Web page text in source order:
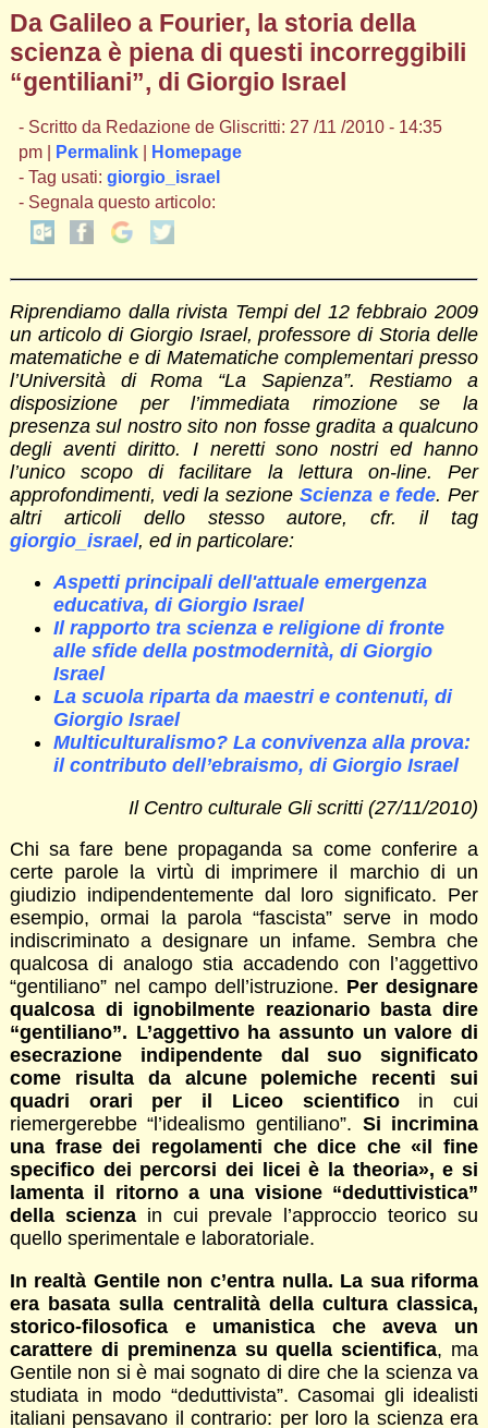
Da Galileo a Fourier, la storia della
scienza è piena di questi incorreggibili
“gentiliani”, di Giorgio Israel
- Scritto da Redazione de Gliscritti: 27 /11 /2010 - 14:35
pm |
Permalink|
Homepage
- Tag usati: giorgio_israel
- Segnala questo articolo:
Riprendiamo dalla rivista Tempi del 12 febbraio 2009
un articolo di Giorgio Israel, professore di Storia delle
matematiche e di Matematiche complementari presso
l’Università di Roma “La Sapienza”. Restiamo a
disposizione per l’immediata rimozione se la
presenza sul nostro sito non fosse gradita a qualcuno
degli aventi diritto. I neretti sono nostri ed hanno
l’unico scopo di facilitare la lettura on-line. Per
approfondimenti, vedi la sezione Scienza e fede. Per
altri articoli dello stesso autore, cfr. il tag
giorgio_israel, ed in particolare:
Aspetti principali dell'attuale emergenza
educativa, di Giorgio Israel
Il rapporto tra scienza e religione di fronte
alle sfide della postmodernità, di Giorgio
Israel
La scuola riparta da maestri e contenuti, di
Giorgio Israel
Multiculturalismo? La convivenza alla prova:
il contributo dell’ebraismo, di Giorgio Israel
Il Centro culturale Gli scritti (27/11/2010)
Chi sa fare bene propaganda sa come conferire a
certe parole la virtù di imprimere il marchio di un
giudizio indipendentemente dal loro significato. Per
esempio, ormai la parola “fascista” serve in modo
indiscriminato a designare un infame. Sembra che
qualcosa di analogo stia accadendo con l’aggettivo
“gentiliano” nel campo dell’istruzione. Per designare
qualcosa di ignobilmente reazionario basta dire
“gentiliano”. L’aggettivo ha assunto un valore di
esecrazione indipendente dal suo significato
come risulta da alcune polemiche recenti sui
quadri orari per il Liceo scientificoin cui
riemergerebbe “l’idealismo gentiliano”. Si incrimina
una frase dei regolamenti che dice che «il fine
specifico dei percorsi dei licei è la theoria», e si
lamenta il ritorno a una visione “deduttivistica”
della scienzain cui prevale l’approccio teorico su
quello sperimentale e laboratoriale.
In realtà Gentile non c’entra nulla. La sua riforma
era basata sulla centralità della cultura classica,
storico-filosofica e umanistica che aveva un
carattere di preminenza su quella scientifica, ma
Gentile non si è mai sognato di dire che la scienza va
studiata in modo “deduttivista”. Casomai gli idealisti
italiani pensavano il contrario: per loro la scienza era